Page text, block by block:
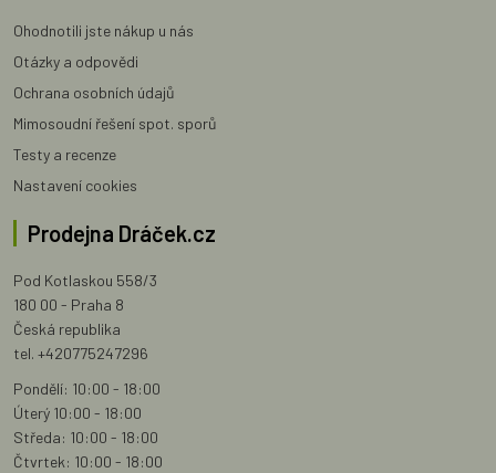
Ohodnotili jste nákup u nás
Otázky a odpovědi
Ochrana osobních údajů
Mimosoudní řešení spot. sporů
Testy a recenze
Nastavení cookies
Prodejna Dráček.cz
Pod Kotlaskou 558/3
180 00 - Praha 8
Česká republika
tel. +420775247296
Pondělí: 10:00 - 18:00
Úterý 10:00 - 18:00
Středa: 10:00 - 18:00
Čtvrtek: 10:00 - 18:00